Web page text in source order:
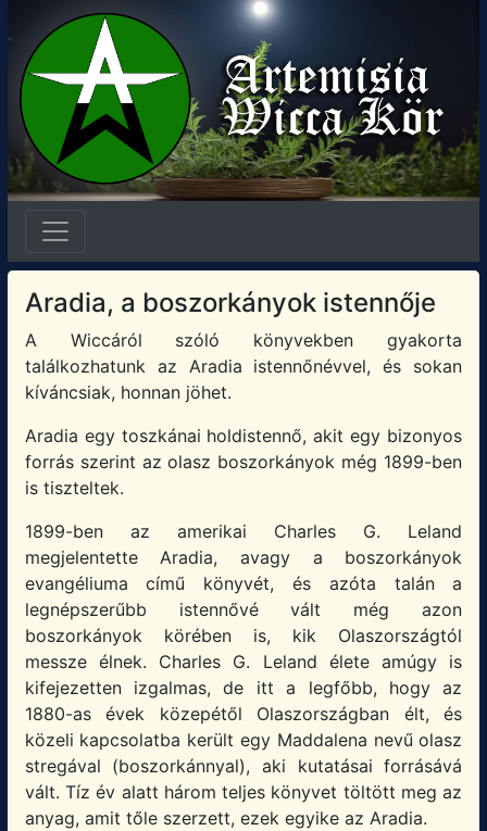
Aradia, a boszorkányok istennője
A Wiccáról szóló könyvekben gyakorta
találkozhatunk az Aradia istennőnévvel, és sokan
kíváncsiak, honnan jöhet.
Aradia egy toszkánai holdistennő, akit egy bizonyos
forrás szerint az olasz boszorkányok még 1899-ben
is tiszteltek.
1899-ben az amerikai Charles G. Leland
megjelentette Aradia, avagy a boszorkányok
evangéliuma című könyvét, és azóta talán a
legnépszerűbb istennővé vált még azon
boszorkányok körében is, kik Olaszországtól
messze élnek. Charles G. Leland élete amúgy is
kifejezetten izgalmas, de itt a legfőbb, hogy az
1880-as évek közepétől Olaszországban élt, és
közeli kapcsolatba került egy Maddalena nevű olasz
stregával (boszorkánnyal), aki kutatásai forrásává
vált. Tíz év alatt három teljes könyvet töltött meg az
anyag, amit tőle szerzett, ezek egyike az Aradia.